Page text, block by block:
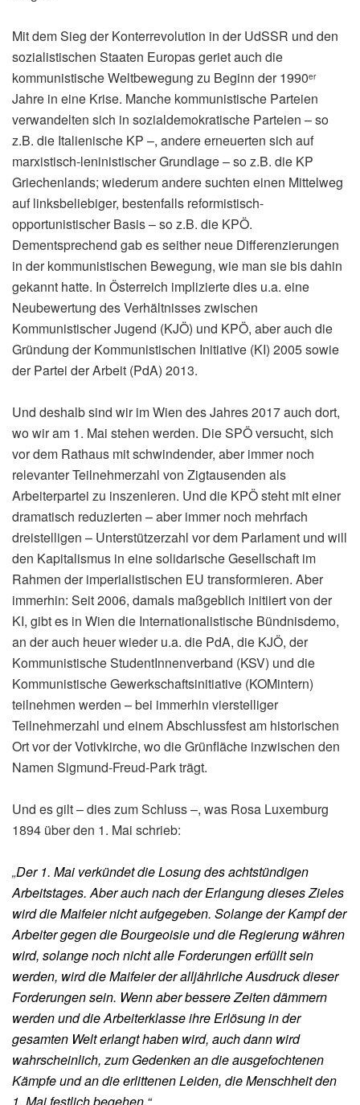
Mit dem Sieg der Konterrevolution in der UdSSR und den
sozialistischen Staaten Europas geriet auch die
kommunistische Weltbewegung zu Beginn der 1990er
Jahre in eine Krise. Manche kommunistische Parteien
verwandelten sich in sozialdemokratische Parteien – so
z.B. die Italienische KP –, andere erneuerten sich auf
marxistisch-leninistischer Grundlage – so z.B. die KP
Griechenlands; wiederum andere suchten einen Mittelweg
auf linksbeliebiger, bestenfalls reformistisch-
opportunistischer Basis – so z.B. die KPÖ.
Dementsprechend gab es seither neue Differenzierungen
in der kommunistischen Bewegung, wie man sie bis dahin
gekannt hatte. In Österreich implizierte dies u.a. eine
Neubewertung des Verhältnisses zwischen
Kommunistischer Jugend (KJÖ) und KPÖ, aber auch die
Gründung der Kommunistischen Initiative (KI) 2005 sowie
der Partei der Arbeit (PdA) 2013.
Und deshalb sind wir im Wien des Jahres 2017 auch dort,
wo wir am 1. Mai stehen werden. Die SPÖ versucht, sich
vor dem Rathaus mit schwindender, aber immer noch
relevanter Teilnehmerzahl von Zigtausenden als
Arbeiterpartei zu inszenieren. Und die KPÖ steht mit einer
dramatisch reduzierten – aber immer noch mehrfach
dreistelligen – Unterstützerzahl vor dem Parlament und will
den Kapitalismus in eine solidarische Gesellschaft im
Rahmen der imperialistischen EU transformieren. Aber
immerhin: Seit 2006, damals maßgeblich initiiert von der
KI, gibt es in Wien die Internationalistische Bündnisdemo,
an der auch heuer wieder u.a. die PdA, die KJÖ, der
Kommunistische StudentInnenverband (KSV) und die
Kommunistische Gewerkschaftsinitiative (KOMintern)
teilnehmen werden – bei immerhin vierstelliger
Teilnehmerzahl und einem Abschlussfest am historischen
Ort vor der Votivkirche, wo die Grünfläche inzwischen den
Namen Sigmund-Freud-Park trägt.
Und es gilt – dies zum Schluss –, was Rosa Luxemburg
1894 über den 1. Mai schrieb:
„Der 1. Mai verkündet die Losung des achtstündigen
Arbeitstages. Aber auch nach der Erlangung dieses Zieles
wird die Maifeier nicht aufgegeben. Solange der Kampf der
Arbeiter gegen die Bourgeoisie und die Regierung währen
wird, solange noch nicht alle Forderungen erfüllt sein
werden, wird die Maifeier der alljährliche Ausdruck dieser
Forderungen sein. Wenn aber bessere Zeiten dämmern
werden und die Arbeiterklasse ihre Erlösung in der
gesamten Welt erlangt haben wird, auch dann wird
wahrscheinlich, zum Gedenken an die ausgefochtenen
Kämpfe und an die erlittenen Leiden, die Menschheit den